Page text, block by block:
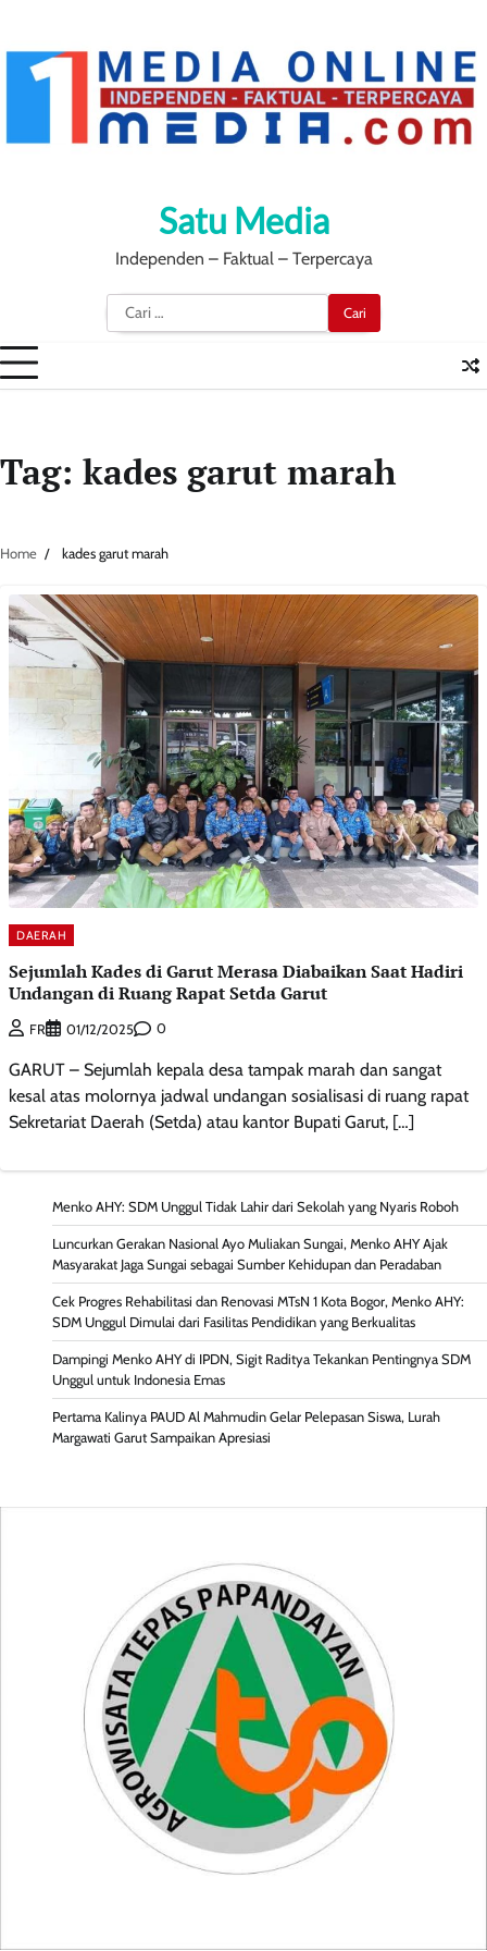
content
Satu Media
Independen – Faktual – Terpercaya
Cari
untuk:
Tag: kades garut marah
Home kades garut marah
DAERAH
Sejumlah Kades di Garut Merasa Diabaikan Saat Hadiri
Undangan di Ruang Rapat Setda Garut
FR 01/12/2025 0
GARUT – Sejumlah kepala desa tampak marah dan sangat
kesal atas molornya jadwal undangan sosialisasi di ruang rapat
Sekretariat Daerah (Setda) atau kantor Bupati Garut, […]
Menko AHY: SDM Unggul Tidak Lahir dari Sekolah yang Nyaris Roboh
Luncurkan Gerakan Nasional Ayo Muliakan Sungai, Menko AHY Ajak
Masyarakat Jaga Sungai sebagai Sumber Kehidupan dan Peradaban
Cek Progres Rehabilitasi dan Renovasi MTsN 1 Kota Bogor, Menko AHY:
SDM Unggul Dimulai dari Fasilitas Pendidikan yang Berkualitas
Dampingi Menko AHY di IPDN, Sigit Raditya Tekankan Pentingnya SDM
Unggul untuk Indonesia Emas
Pertama Kalinya PAUD Al Mahmudin Gelar Pelepasan Siswa, Lurah
Margawati Garut Sampaikan Apresiasi